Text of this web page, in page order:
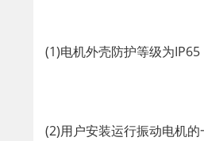
(1)电机外壳防护等级为
(2)用户安装运行振动电机